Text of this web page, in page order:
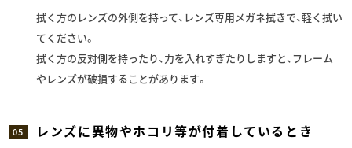
拭く方のレンズの外側を持って、レンズ専用メガネ拭きで、軽く拭い
てください。
拭く方の反対側を持ったり、力を入れすぎたりしますと、フレーム
やレンズが破損することがあります。
05 レンズに異物やホコリ等が付着しているとき